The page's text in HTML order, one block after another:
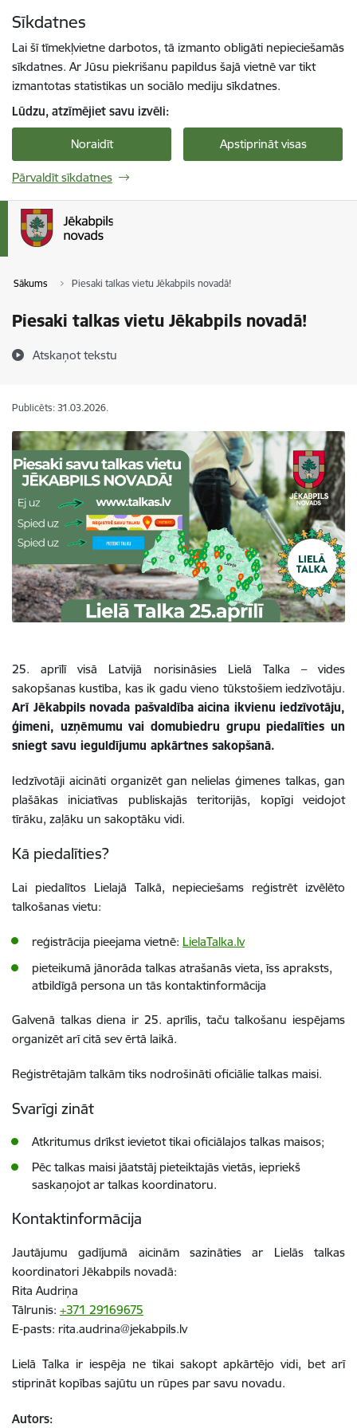
Sīkdatnes
Lai šī tīmekļvietne darbotos, tā izmanto obligāti nepieciešamās
sīkdatnes. Ar Jūsu piekrišanu papildus šajā vietnē var tikt
izmantotas statistikas un sociālo mediju sīkdatnes.
Lūdzu, atzīmējiet savu izvēli:
Noraidīt Apstiprināt visas
Pārvaldīt sīkdatnes
Sākums Piesaki talkas vietu Jēkabpils novadā!
Piesaki talkas vietu Jēkabpils novadā!
Atskaņot tekstu
Publicēts: 31.03.2026.
25. aprīlī visā Latvijā norisināsies Lielā Talka – vides
sakopšanas kustība, kas ik gadu vieno tūkstošiem iedzīvotāju.
Arī Jēkabpils novada pašvaldība aicina ikvienu iedzīvotāju,
ģimeni, uzņēmumu vai domubiedru grupu piedalīties un
sniegt savu ieguldījumu apkārtnes sakopšanā.
Iedzīvotāji aicināti organizēt gan nelielas ģimenes talkas, gan
plašākas iniciatīvas publiskajās teritorijās, kopīgi veidojot
tīrāku, zaļāku un sakoptāku vidi.
Kā piedalīties?
Lai piedalītos Lielajā Talkā, nepieciešams reģistrēt izvēlēto
talkošanas vietu:
reģistrācija pieejama vietnē: LielaTalka.lv
pieteikumā jānorāda talkas atrašanās vieta, īss apraksts,
atbildīgā persona un tās kontaktinformācija
Galvenā talkas diena ir 25. aprīlis, taču talkošanu iespējams
organizēt arī citā sev ērtā laikā.
Reģistrētajām talkām tiks nodrošināti oficiālie talkas maisi.
Svarīgi zināt
Atkritumus drīkst ievietot tikai oficiālajos talkas maisos;
Pēc talkas maisi jāatstāj pieteiktajās vietās, iepriekš
saskaņojot ar talkas koordinatoru.
Kontaktinformācija
Jautājumu gadījumā aicinām sazināties ar Lielās talkas
koordinatori Jēkabpils novadā:
Rita Audriņa
Tālrunis: +371 29169675
E-pasts: rita.audrina@jekabpils.lv
Lielā Talka ir iespēja ne tikai sakopt apkārtējo vidi, bet arī
stiprināt kopības sajūtu un rūpes par savu novadu.
Autors: